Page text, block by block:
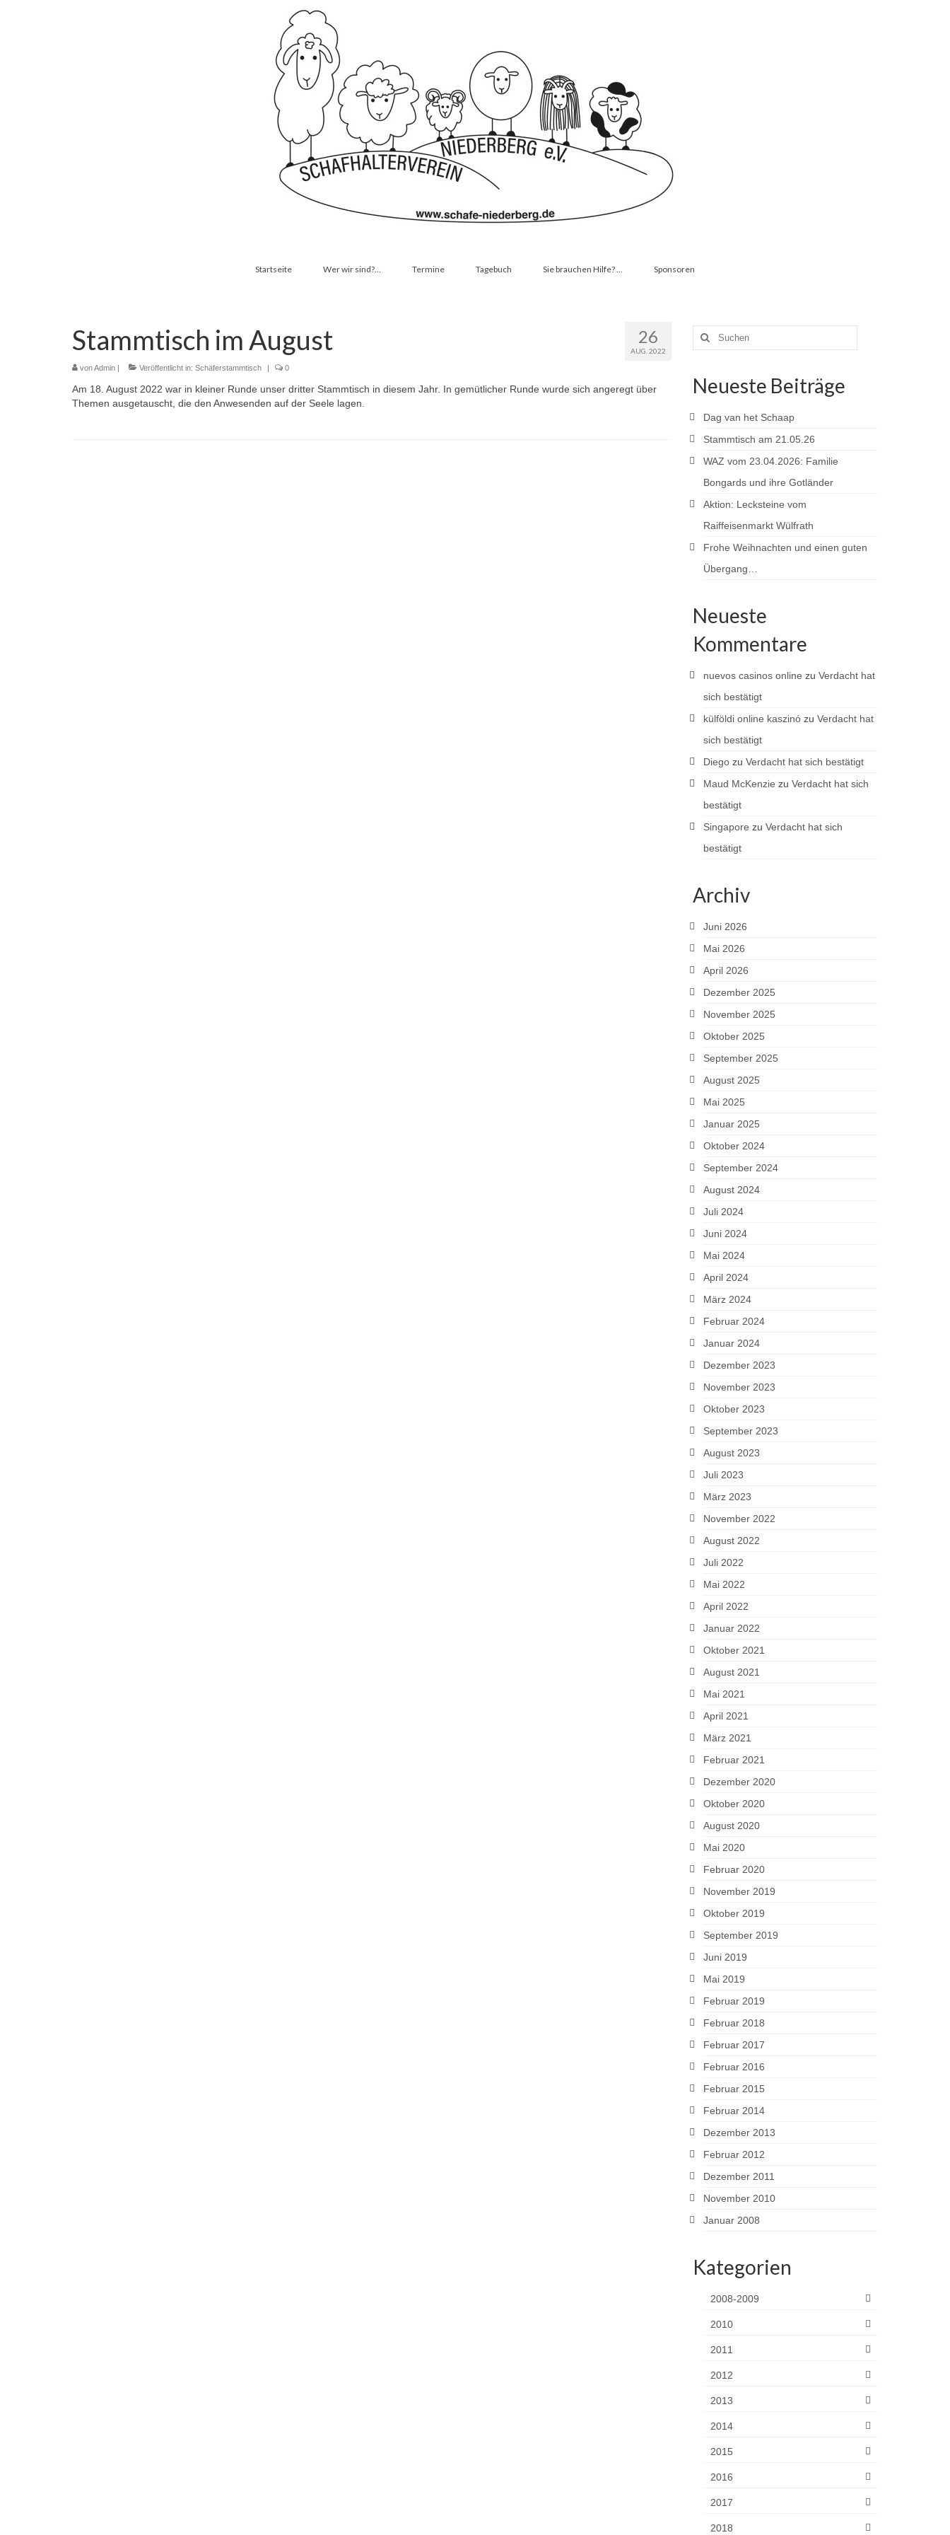
Startseite Wer wir sind?… Termine Tagebuch Sie brauchen Hilfe? … Sponsoren
26
AUG. 2022
Stammtisch im August
vonAdmin | Veröffentlicht in: Schäferstammtisch | 0
Am 18. August 2022 war in kleiner Runde unser dritter Stammtisch in diesem Jahr. In gemütlicher Runde wurde sich angeregt über
Themen ausgetauscht, die den Anwesenden auf der Seele lagen.
Suchen
nach:
Neueste Beiträge
Dag van het Schaap
Stammtisch am 21.05.26
WAZ vom 23.04.2026: Familie
Bongards und ihre Gotländer
Aktion: Lecksteine vom
Raiffeisenmarkt Wülfrath
Frohe Weihnachten und einen guten
Übergang…
Neueste
Kommentare
nuevos casinos online zu Verdacht hat
sich bestätigt
külföldi online kaszinózu Verdacht hat
sich bestätigt
Diegozu Verdacht hat sich bestätigt
Maud McKenzie zu Verdacht hat sich
bestätigt
Singapore zu Verdacht hat sich
bestätigt
Archiv
Juni 2026
Mai 2026
April 2026
Dezember 2025
November 2025
Oktober 2025
September 2025
August 2025
Mai 2025
Januar 2025
Oktober 2024
September 2024
August 2024
Juli 2024
Juni 2024
Mai 2024
April 2024
März 2024
Februar 2024
Januar 2024
Dezember 2023
November 2023
Oktober 2023
September 2023
August 2023
Juli 2023
März 2023
November 2022
August 2022
Juli 2022
Mai 2022
April 2022
Januar 2022
Oktober 2021
August 2021
Mai 2021
April 2021
März 2021
Februar 2021
Dezember 2020
Oktober 2020
August 2020
Mai 2020
Februar 2020
November 2019
Oktober 2019
September 2019
Juni 2019
Mai 2019
Februar 2019
Februar 2018
Februar 2017
Februar 2016
Februar 2015
Februar 2014
Dezember 2013
Februar 2012
Dezember 2011
November 2010
Januar 2008
Kategorien
2008-2009
2010
2011
2012
2013
2014
2015
2016
2017
2018